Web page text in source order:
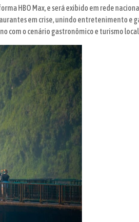
HBO Max, e será exibido em rede
em crise, unindo entretenimento e
com o cenário gastronômico e turismo